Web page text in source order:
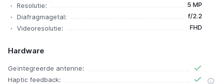
Resolutie:
5 MP
Diafragmagetal:
f/2.2
Videoresolutie:
FHD
Hardware
Geïntegreerde antenne:
Haptic feedback: